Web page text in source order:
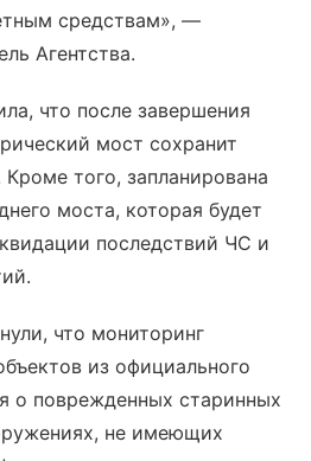
средствам», —
Агентства.
что после завершения
мост сохранит
того, запланирована
моста, которая будет
последствий ЧС и
что мониторинг
из официального
о поврежденных старинных
не имеющих